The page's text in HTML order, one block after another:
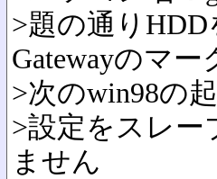
>題の通り
Gatewayのマー
>次のwin98の
>設定をスレ
ません